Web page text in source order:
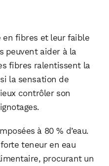
en fibres et leur faible
peuvent aider à la
fibres ralentissent la
la sensation de
contrôler son
à 80 % d’eau.
teneur en eau
procurant un